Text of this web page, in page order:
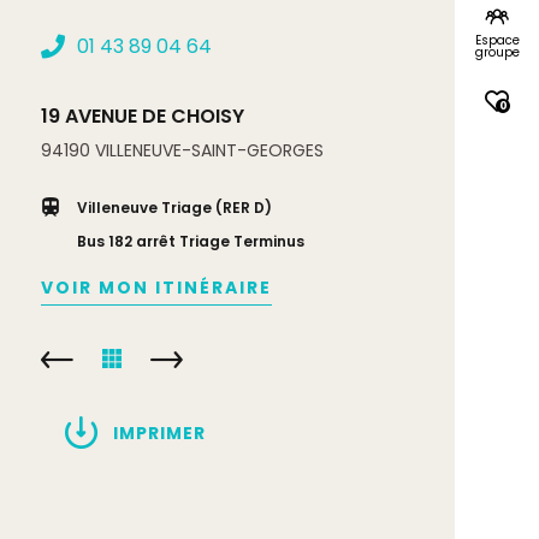
Espace
groupe
0
01 43 89 04 64
19 AVENUE DE CHOISY
94190 VILLENEUVE-SAINT-GEORGES
Villeneuve Triage (RER D)
Bus 182 arrêt Triage Terminus
VOIR MON ITINÉRAIRE
IMPRIMER